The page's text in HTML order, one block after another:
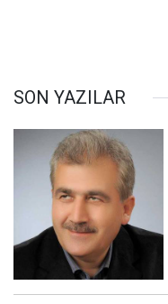
SON YAZILAR